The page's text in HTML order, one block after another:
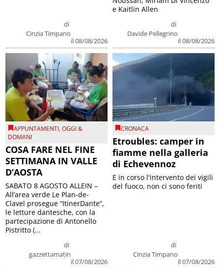
di
Cinzia Timpano
il 08/08/2026
di
Davide Pellegrino
il 08/08/2026
e Kaitlin Allen
APPUNTAMENTI,OGGI &
DOMANI
COSA FARE NEL FINE
SETTIMANA IN VALLE
D’AOSTA
di
gazzettamatin
il 07/08/2026
SABATO 8 AGOSTO ALLEIN –
All’area verde Le Plan-de-
Clavel prosegue “ItinerDante”,
le letture dantesche, con la
partecipazione di Antonello
Pistritto (...
CRONACA
Etroubles: camper in
fiamme nella galleria
di Echevennoz
di
Cinzia Timpano
il 07/08/2026
E in corso l'intervento dei vigili
del fuoco, non ci sono feriti